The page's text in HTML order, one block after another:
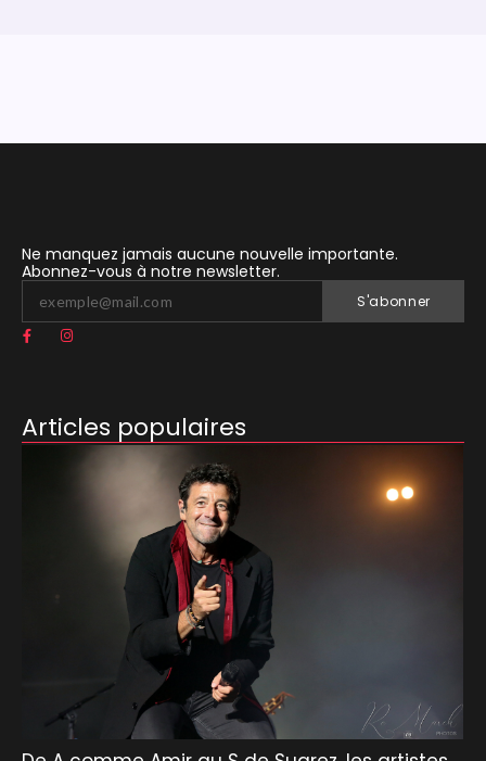
Ne manquez jamais aucune nouvelle importante.
Abonnez-vous à notre newsletter.
S'abonner
Articles populaires